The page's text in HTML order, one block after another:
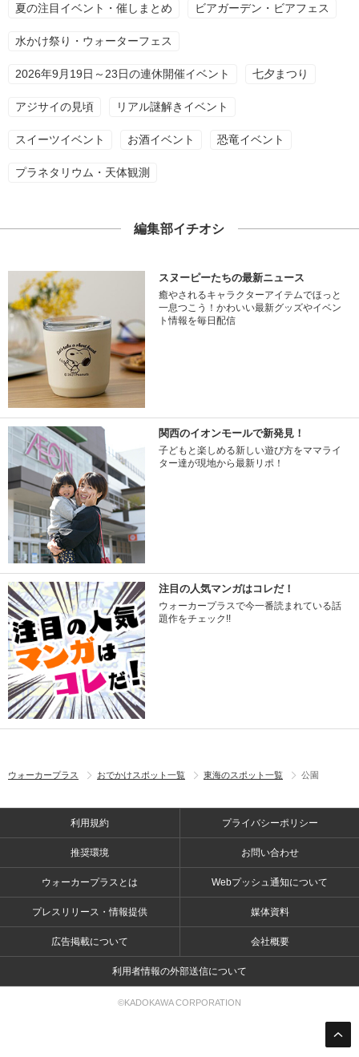
夏の注目イベント・催しまとめ ビアガーデン・ビアフェス
水かけ祭り・ウォーターフェス
2026年9月19日～23日の連休開催イベント 七夕まつり
アジサイの見頃 リアル謎解きイベント
スイーツイベント お酒イベント 恐竜イベント
プラネタリウム・天体観測
編集部イチオシ
スヌーピーたちの最新ニュース
癒やされるキャラクターアイテムでほっと
一息つこう！かわいい最新グッズやイベン
ト情報を毎日配信
関西のイオンモールで新発見！
子どもと楽しめる新しい遊び方をママライ
ター達が現地から最新リポ！
注目の人気マンガはコレだ！
ウォーカープラスで今一番読まれている話
題作をチェック!!
ウォーカープラス おでかけスポット一覧 東海のスポット一覧 公園
利用規約 プライバシーポリシー
推奨環境 お問い合わせ
ウォーカープラスとは Webプッシュ通知について
プレスリリース・情報提供 媒体資料
広告掲載について 会社概要
利用者情報の外部送信について
©KADOKAWA CORPORATION